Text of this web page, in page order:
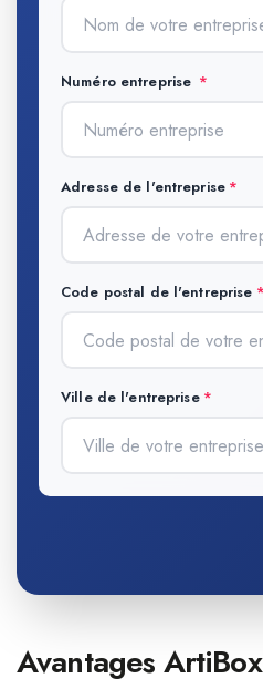
Numéro entreprise
Adresse de l'entreprise
Code postal de l'entreprise
Ville de l'entreprise
Avantages ArtiBox